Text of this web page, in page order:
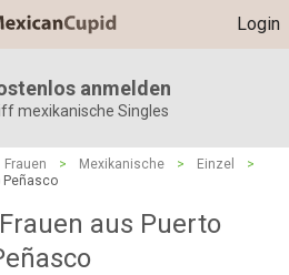
Login
anmelden
mexikanische Singles
Frauen > Mexikanische > Einzel
>
Peñasco
aus Puerto